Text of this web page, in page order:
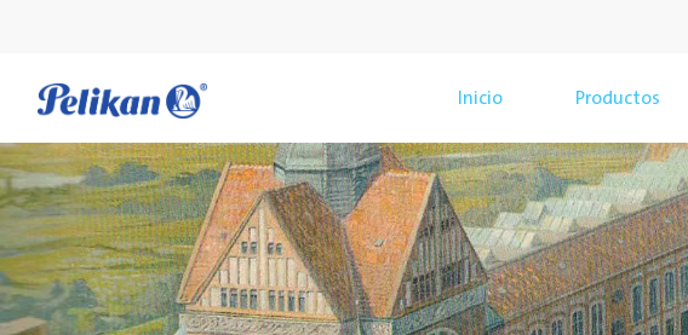
Inicio Productos